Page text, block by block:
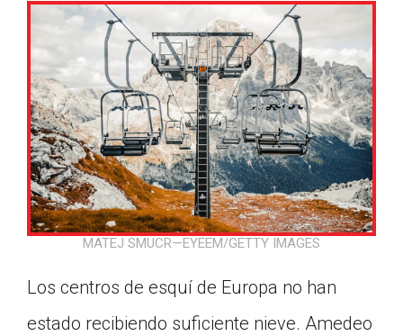
MATEJ SMUCR—EYEEM/GETTY IMAGES
Los centros de esquí de Europa no han
estado recibiendo suficiente nieve. Amedeo
Google Classroom